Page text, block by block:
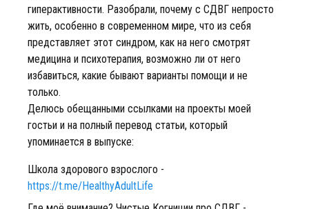
гиперактивности. Разобрали, почему с СДВГ непросто
жить, особенно в современном мире, что из себя
представляет этот синдром, как на него смотрят
медицина и психотерапия, возможно ли от него
избавиться, какие бывают варианты помощи и не
только.
Делюсь обещанными ссылками на проекты моей
гостьи и на полный перевод статьи, который
упоминается в выпуске:
Школа здорового взрослого -
https://t.me/HealthyAdultLife